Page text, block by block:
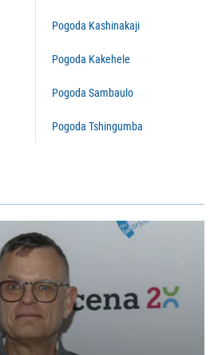
Pogoda Kashinakaji
Pogoda Kakehele
Pogoda Sambaulo
Pogoda Tshingumba